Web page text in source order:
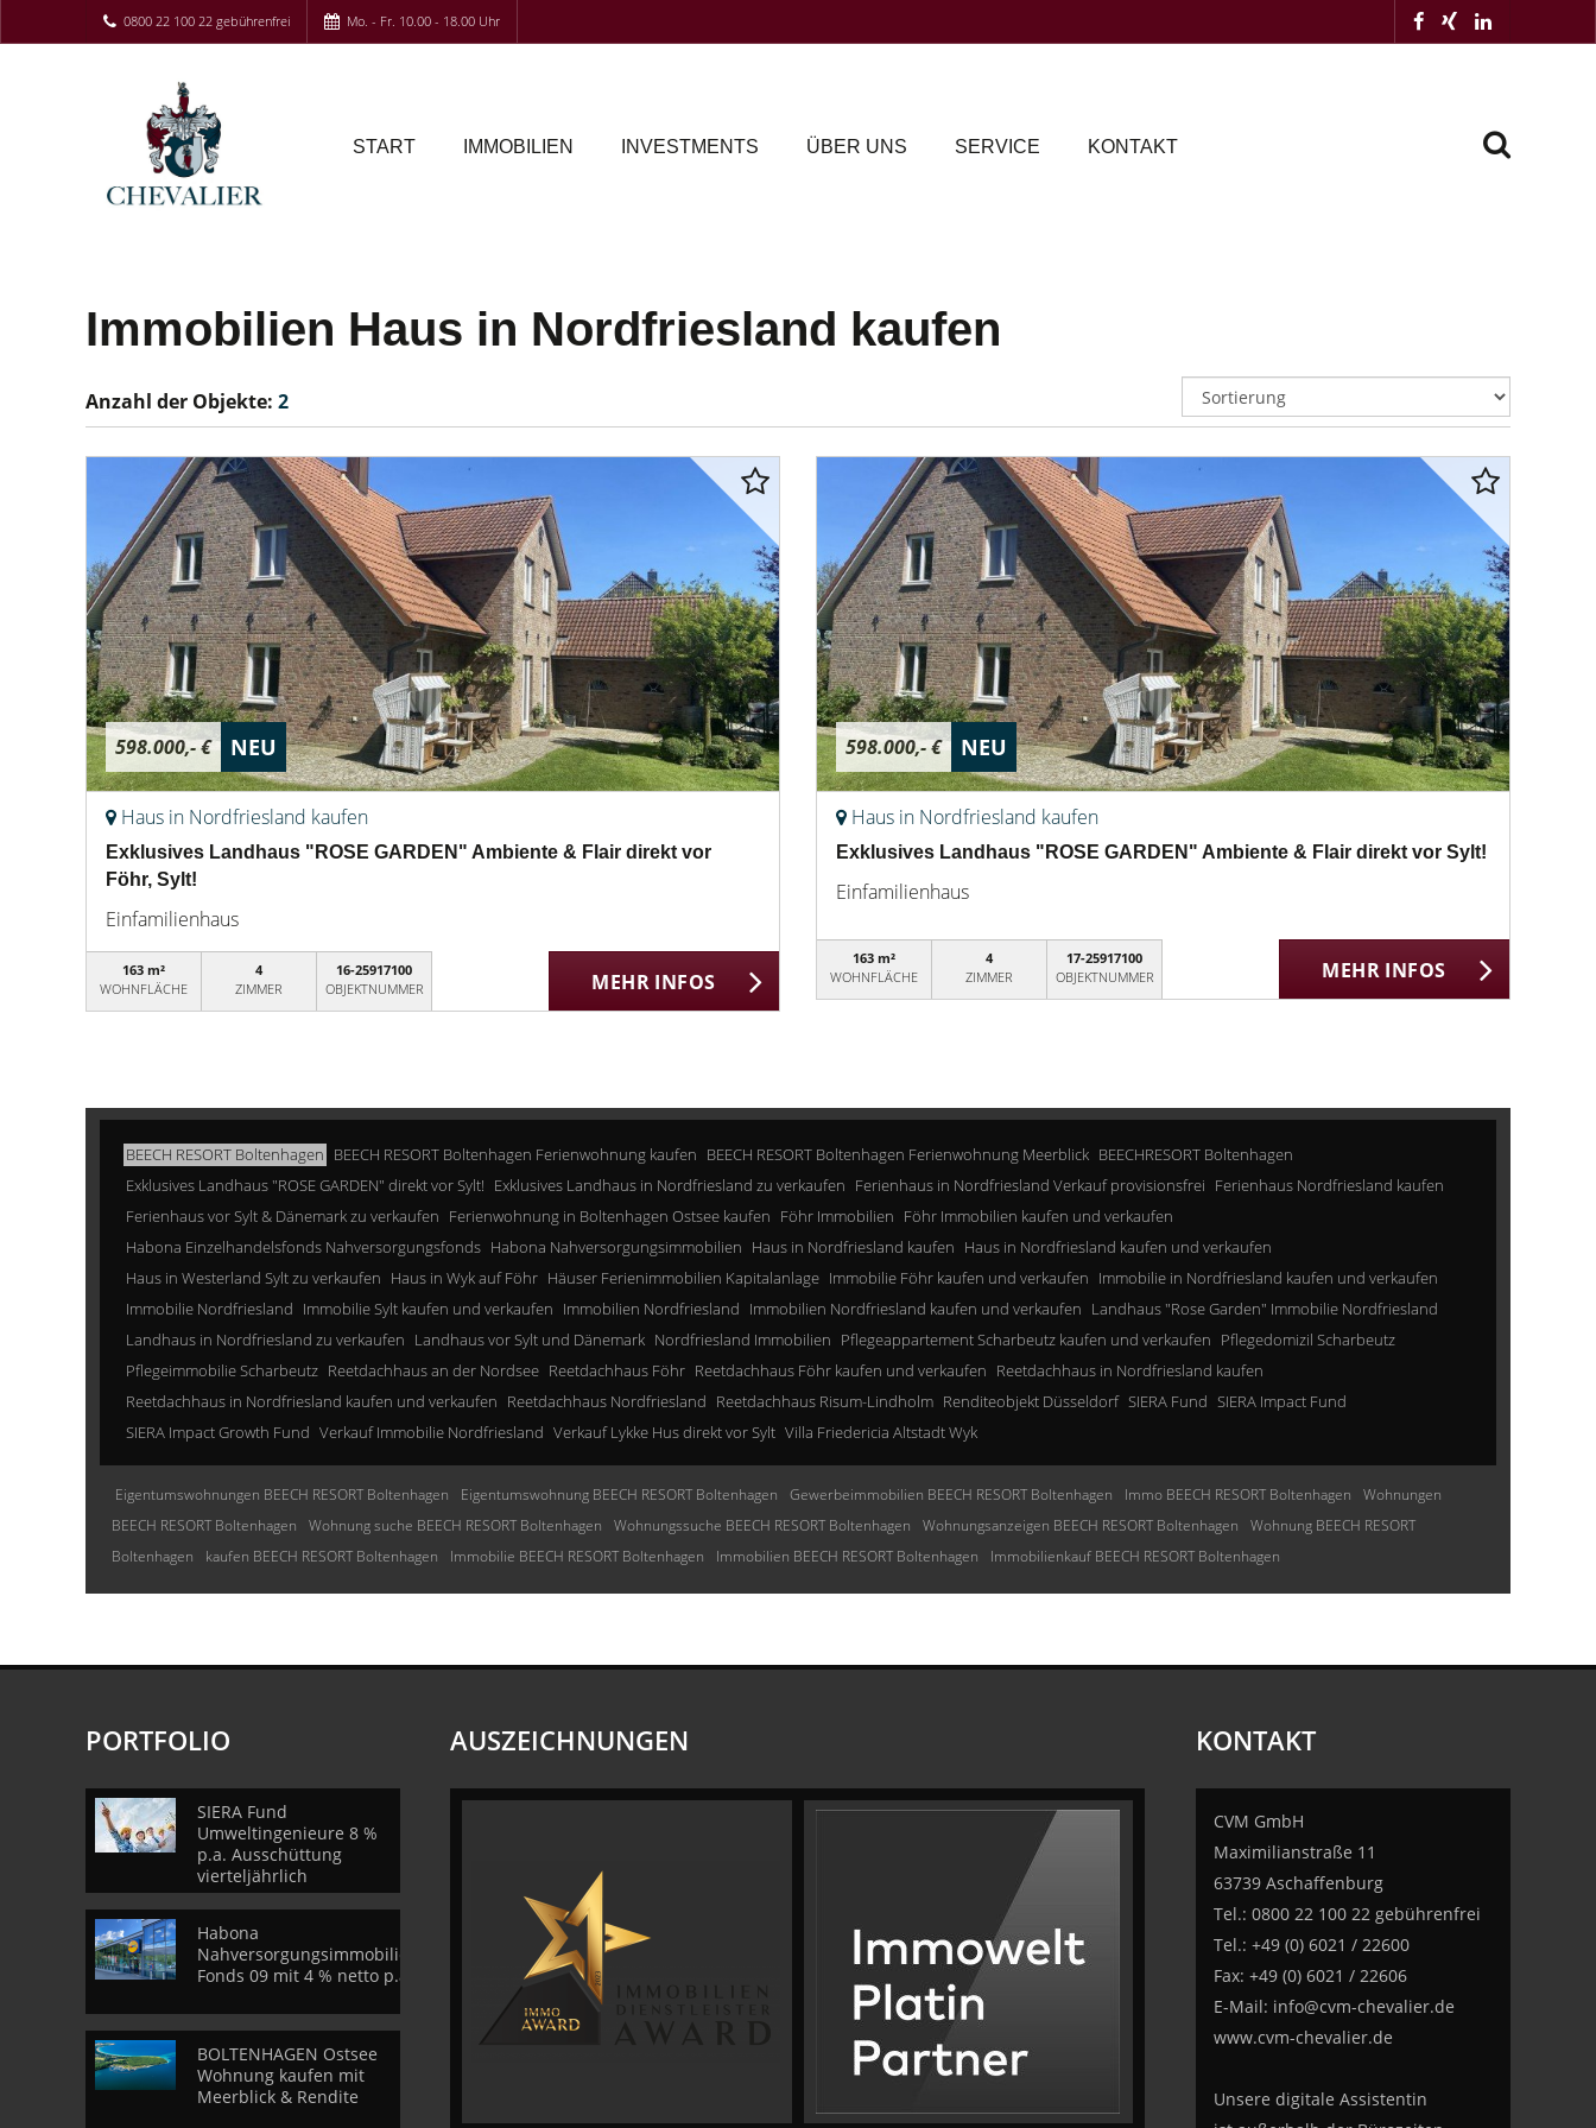
0800 22 100 22 gebührenfrei Mo. - Fr. 10.00 - 18.00 Uhr
START IMMOBILIEN INVESTMENTS ÜBER UNS SERVICE KONTAKT
Immobilien Haus in Nordfriesland kaufen
Anzahl der Objekte: 2
598.000,- € NEU
Haus in Nordfriesland kaufen
Exklusives Landhaus "ROSE GARDEN" Ambiente & Flair direkt vor
Föhr, Sylt!
Einfamilienhaus
163 m²
WOHNFLÄCHE
4
ZIMMER
16-25917100
OBJEKTNUMMER
MEHR INFOS
598.000,- € NEU
Haus in Nordfriesland kaufen
Exklusives Landhaus "ROSE GARDEN" Ambiente & Flair direkt vor Sylt!
Einfamilienhaus
163 m²
WOHNFLÄCHE
4
ZIMMER
17-25917100
OBJEKTNUMMER
MEHR INFOS
BEECH RESORT Boltenhagen BEECH RESORT Boltenhagen Ferienwohnung kaufen BEECH RESORT Boltenhagen Ferienwohnung Meerblick BEECHRESORT Boltenhagen
Exklusives Landhaus "ROSE GARDEN" direkt vor Sylt! Exklusives Landhaus in Nordfriesland zu verkaufen Ferienhaus in Nordfriesland Verkauf provisionsfrei Ferienhaus Nordfriesland kaufen
Ferienhaus vor Sylt & Dänemark zu verkaufen Ferienwohnung in Boltenhagen Ostsee kaufen Föhr Immobilien Föhr Immobilien kaufen und verkaufen
Habona Einzelhandelsfonds Nahversorgungsfonds Habona Nahversorgungsimmobilien Haus in Nordfriesland kaufen Haus in Nordfriesland kaufen und verkaufen
Haus in Westerland Sylt zu verkaufen Haus in Wyk auf Föhr Häuser Ferienimmobilien Kapitalanlage Immobilie Föhr kaufen und verkaufen Immobilie in Nordfriesland kaufen und verkaufen
Immobilie Nordfriesland Immobilie Sylt kaufen und verkaufen Immobilien Nordfriesland Immobilien Nordfriesland kaufen und verkaufen Landhaus "Rose Garden" Immobilie Nordfriesland
Landhaus in Nordfriesland zu verkaufen Landhaus vor Sylt und Dänemark Nordfriesland Immobilien Pflegeappartement Scharbeutz kaufen und verkaufen Pflegedomizil Scharbeutz
Pflegeimmobilie Scharbeutz Reetdachhaus an der Nordsee Reetdachhaus Föhr Reetdachhaus Föhr kaufen und verkaufen Reetdachhaus in Nordfriesland kaufen
Reetdachhaus in Nordfriesland kaufen und verkaufen Reetdachhaus Nordfriesland Reetdachhaus Risum-Lindholm Renditeobjekt Düsseldorf SIERA Fund SIERA Impact Fund
SIERA Impact Growth Fund Verkauf Immobilie Nordfriesland Verkauf Lykke Hus direkt vor Sylt Villa Friedericia Altstadt Wyk
Eigentumswohnungen BEECH RESORT Boltenhagen Eigentumswohnung BEECH RESORT Boltenhagen Gewerbeimmobilien BEECH RESORT Boltenhagen Immo BEECH RESORT Boltenhagen
Wohnungen
BEECH RESORT Boltenhagen
Wohnung suche BEECH RESORT Boltenhagen Wohnungssuche BEECH RESORT Boltenhagen Wohnungsanzeigen BEECH RESORT Boltenhagen
Wohnung BEECH RESORT
Boltenhagen
kaufen BEECH RESORT Boltenhagen Immobilie BEECH RESORT Boltenhagen Immobilien BEECH RESORT Boltenhagen Immobilienkauf BEECH RESORT Boltenhagen
PORTFOLIO
SIERA Fund
Umweltingenieure 8 %
p.a. Ausschüttung
vierteljährlich
Habona
Nahversorgungsimmobilien
Fonds 09 mit 4 % netto p.a.
BOLTENHAGEN Ostsee
Wohnung kaufen mit
Meerblick & Rendite
AUSZEICHNUNGEN KONTAKT
CVM GmbH
Maximilianstraße 11
63739 Aschaffenburg
Tel.: 0800 22 100 22 gebührenfrei
Tel.: +49 (0) 6021 / 22600
Fax: +49 (0) 6021 / 22606
E-Mail: info@cvm-chevalier.de
www.cvm-chevalier.de
Unsere digitale Assistentin